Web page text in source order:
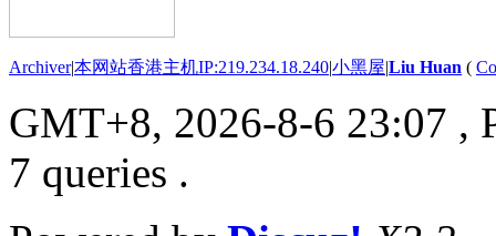
Archiver|本网站香港主机IP:219.234.18.240|小黑屋|Liu Huan (
GMT+8, 2026-8-6 23:07 ,
7 queries .